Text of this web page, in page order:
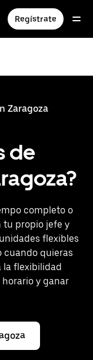
Regístrate
Zaragoza
de
completo o
tu propio jefe y
flexibles
cuando quieras
la flexibilidad
y ganar